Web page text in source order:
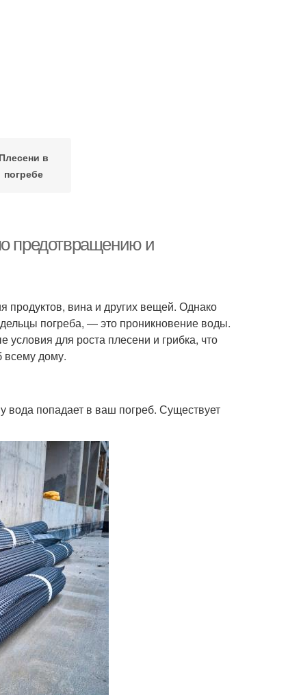
Плесени в
погребе
предотвращению и
продуктов, вина и других вещей. Однако
погреба, — это проникновение воды.
условия для роста плесени и грибка, что
всему дому.
вода попадает в ваш погреб. Существует